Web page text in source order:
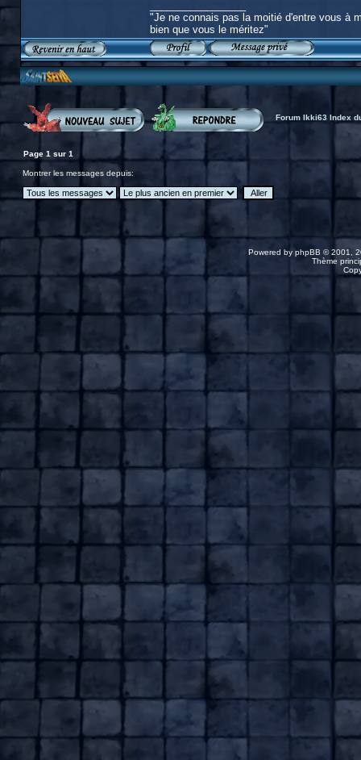
"Je ne connais pas la moitié d'entre vous à
bien que vous le méritez"
Forum Ikki63 Index
Page 1 sur 1
Montrer les messages depuis:
Powered by phpBB © 2001,
Thème